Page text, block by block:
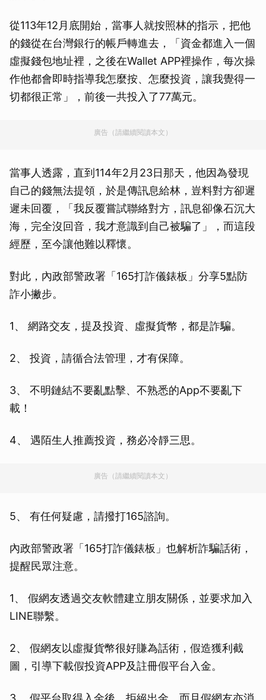
從113年12月底開始，當事人就按照林的指示，把他
的錢從在台灣銀行的帳戶轉進去，「資金都進入一個
虛擬錢包地址裡，之後在Wallet APP裡操作，每次操
作他都會即時指導我怎麼按、怎麼投資，讓我覺得一
切都很正常」，前後一共投入了77萬元。
廣告（請繼續閱讀本文）
當事人透露，直到114年2月23日那天，他因為發現
自己的錢無法提領，於是傳訊息給林，豈料對方卻遲
遲未回覆，「我反覆嘗試聯絡對方，訊息卻像石沉大
海，完全沒回音，我才意識到自己被騙了」，而這段
經歷，至今讓他難以釋懷。
對此，內政部警政署「165打詐儀錶板」分享5點防
詐小撇步。
1、 網路交友，提及投資、虛擬貨幣，都是詐騙。
2、 投資，請循合法管理，才有保障。
3、 不明鏈結不要亂點擊、不熟悉的App不要亂下
載！
4、 遇陌生人推薦投資，務必冷靜三思。
廣告（請繼續閱讀本文）
5、 有任何疑慮，請撥打165諮詢。
內政部警政署「165打詐儀錶板」也解析詐騙話術，
提醒民眾注意。
1、 假網友透過交友軟體建立朋友關係，並要求加入
LINE聯繫。
2、 假網友以虛擬貨幣很好賺為話術，假造獲利截
圖，引導下載假投資APP及註冊假平台入金。